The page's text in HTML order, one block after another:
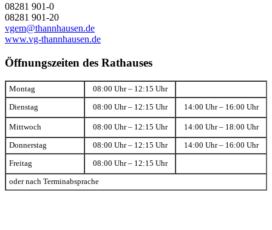
08281 901-0
08281 901-20
vgem@thannhausen.de
www.vg-thannhausen.de
Öffnungszeiten des Rathauses
Montag 08:00 Uhr – 12:15 Uhr
Dienstag 08:00 Uhr – 12:15 Uhr 14:00 Uhr – 16:00 Uhr
Mittwoch 08:00 Uhr – 12:15 Uhr 14:00 Uhr – 18:00 Uhr
Donnerstag 08:00 Uhr – 12:15 Uhr 14:00 Uhr – 16:00 Uhr
Freitag 08:00 Uhr – 12:15 Uhr
oder nach Terminabsprache